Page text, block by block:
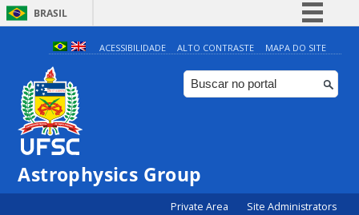
BRASIL
Simplifique!
Comunica BR
Participe
ACESSIBILIDADE ALTO CONTRASTE MAPA DO SITE
Astrophysics Group
Private Area Site Administrators